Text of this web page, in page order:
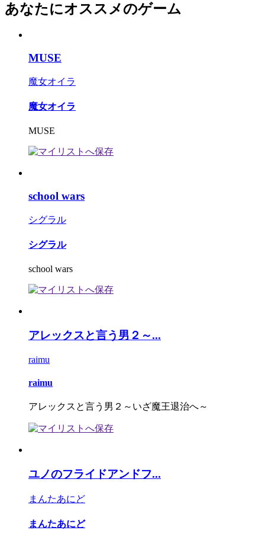
あなたにオススメのゲーム
MUSE
魔女オイラ
魔女オイラ
MUSE
school wars
シグラル
シグラル
school wars
アレックスと言う男２～...
raimu
raimu
アレックスと言う男２～いざ魔王退治へ～
ユノのフライドアンドフ...
まんたあにど
まんたあにど